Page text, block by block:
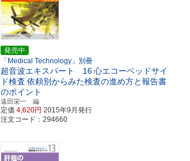
発売中
「Medical Technology」別冊
超音波エキスパート 16心エコーベッドサイ
ド検査 依頼別からみた検査の進め方と報告書
のポイント
遠田栄一 編
定価4,620円 2015年9月発行
注文コード：294660